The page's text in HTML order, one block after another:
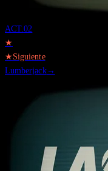
ACT.02
★
★Siguiente
Lumberjack→